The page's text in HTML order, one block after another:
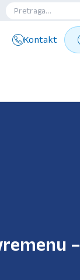
Kontakt
–